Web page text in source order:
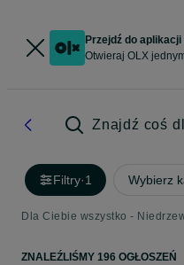
Przejdź do aplikacji
Otwieraj OLX
Znajdź coś
Filtry·1 Wybierz
Dla Ciebie wszystko -
ZNALEŹLIŚMY 196 OGŁOSZEŃ